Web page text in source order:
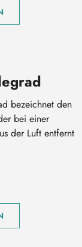
bezeichnet den
bei einer
der Luft entfernt